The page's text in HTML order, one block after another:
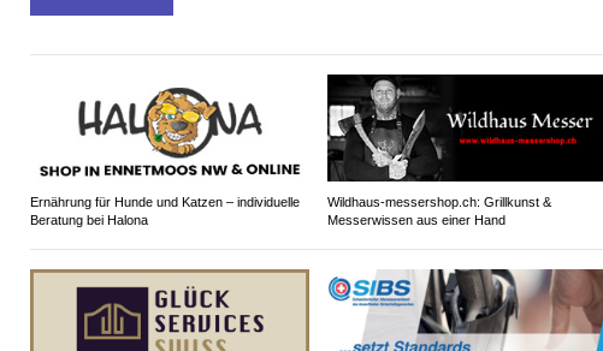
Ernährung für Hunde und Katzen – individuelle
Beratung bei Halona
Wildhaus-messershop.ch: Grillkunst &
Messerwissen aus einer Hand